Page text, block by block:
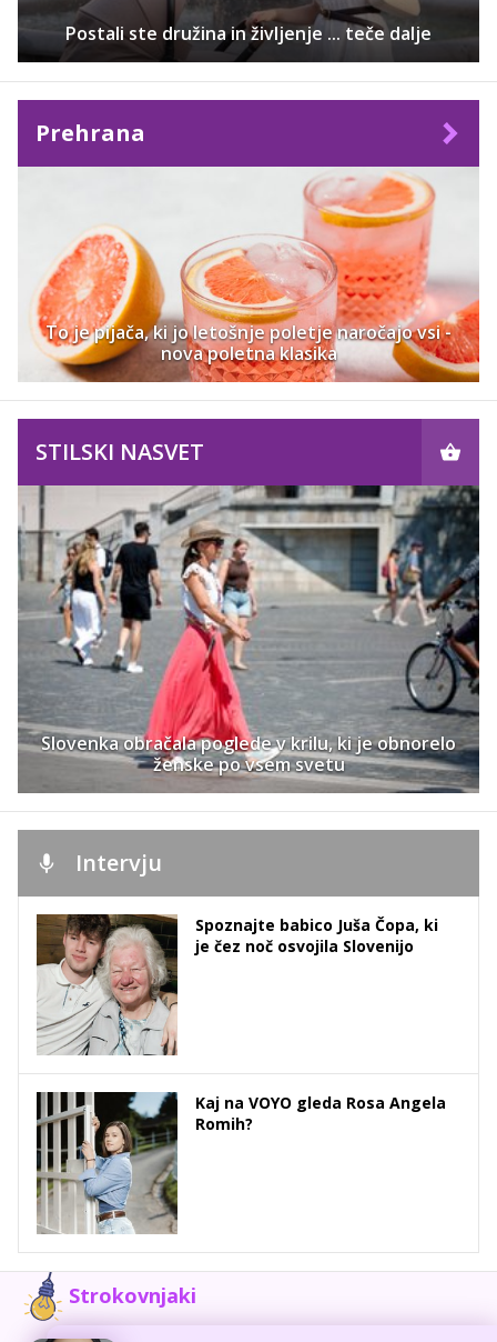
Postali ste družina in življenje ... teče dalje
Prehrana
To je pijača, ki jo letošnje poletje naročajo vsi -
nova poletna klasika
STILSKI NASVET
Slovenka obračala poglede v krilu, ki je obnorelo
ženske po vsem svetu
Intervju
Spoznajte babico Juša Čopa, ki
je čez noč osvojila Slovenijo
Kaj na VOYO gleda Rosa Angela
Romih?
Strokovnjaki